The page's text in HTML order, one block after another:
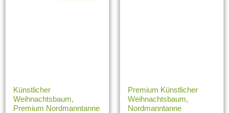
Künstlicher
Weihnachtsbaum,
Premium Nordmanntanne
Premium Künstlicher
Weihnachtsbaum,
Nordmanntanne